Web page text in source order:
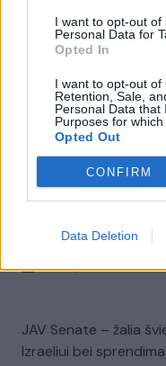
I want to opt-out of
Personal Data for
Opted In
I want to opt-out of
Retention, Sale,
Personal Data that
Purposes for which
Opted Out
CONFIRM
Data Deletion
Žinios | Pasaulis
Slapta išsiųsta
perduoti raketas JAV
Žinios | Pasaulis
Ukrainai laiko
Žinios | Pasaulis
JAV Senate – žalia
Izraeliui bei